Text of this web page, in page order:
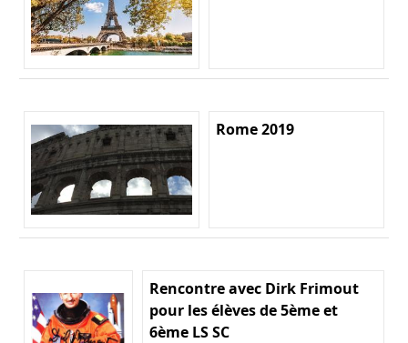
Rome 2019
Rencontre avec Dirk Frimout
pour les élèves de 5ème et
6ème LS SC